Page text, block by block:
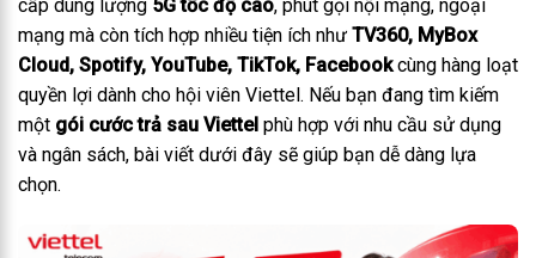
cấp dung lượng 5G tốc độ cao, phút gọi nội mạng, ngoại
mạng mà còn tích hợp nhiều tiện ích như TV360, MyBox
Cloud, Spotify, YouTube, TikTok, Facebookcùng hàng loạt
quyền lợi dành cho hội viên Viettel. Nếu bạn đang tìm kiếm
một gói cước trả sau Viettel phù hợp với nhu cầu sử dụng
và ngân sách, bài viết dưới đây sẽ giúp bạn dễ dàng lựa
chọn.